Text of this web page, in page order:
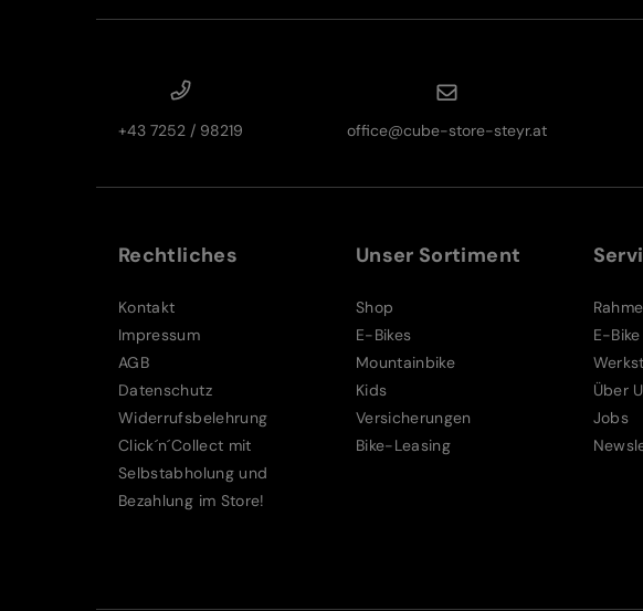
+43 7252 / 98219 office@cube-store-steyr.at
Rechtliches
Kontakt
Impressum
AGB
Datenschutz
Widerrufsbelehrung
Click´n´Collect mit
Selbstabholung und
Bezahlung im Store!
Unser Sortiment
Shop
E-Bikes
Mountainbike
Kids
Versicherungen
Bike-Leasing
E-
Über
Jobs